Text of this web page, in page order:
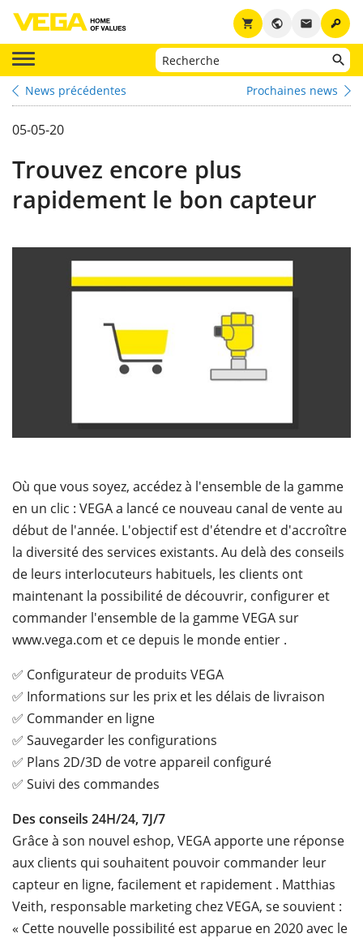
key
email
public
shopping_cart
News précédentes Prochaines news
05-05-20
Trouvez encore plus
rapidement le bon capteur
Où que vous soyez, accédez à l'ensemble de la gamme
en un clic : VEGA a lancé ce nouveau canal de vente au
début de l'année. L'objectif est d'étendre et d'accroître
la diversité des services existants. Au delà des conseils
de leurs interlocuteurs habituels, les clients ont
maintenant la possibilité de découvrir, configurer et
commander l'ensemble de la gamme VEGA sur
www.vega.com et ce depuis le monde entier .
✅ Configurateur de produits VEGA
✅ Informations sur les prix et les délais de livraison
✅ Commander en ligne
✅ Sauvegarder les configurations
✅ Plans 2D/3D de votre appareil configuré
✅ Suivi des commandes
Des conseils 24H/24, 7J/7
Grâce à son nouvel eshop, VEGA apporte une réponse
aux clients qui souhaitent pouvoir commander leur
capteur en ligne, facilement et rapidement . Matthias
Veith, responsable marketing chez VEGA, se souvient :
« Cette nouvelle possibilité est apparue en 2020 avec le